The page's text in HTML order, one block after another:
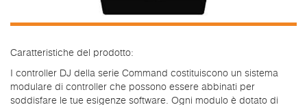
Caratteristiche del prodotto:
I controller DJ della serie Command costituiscono un sistema
modulare di controller che possono essere abbinati per
soddisfare le tue esigenze software. Ogni modulo è dotato di